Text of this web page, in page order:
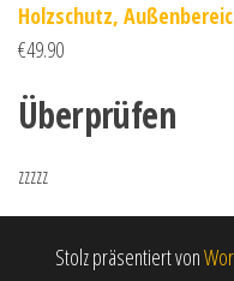
Holzschutz,
€49.90
Überprüfen
zzzzz
Stolz präsentiert von